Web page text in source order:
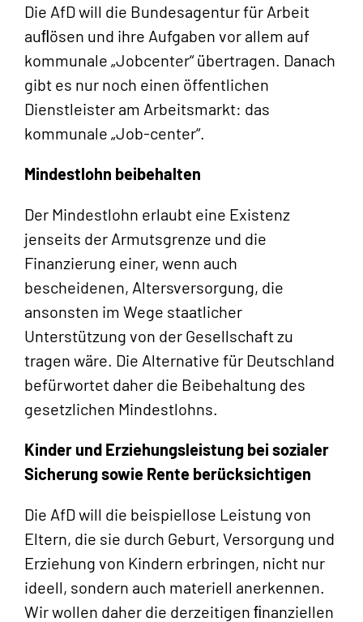
Die AfD will die Bundesagentur für Arbeit
auﬂösen und ihre Aufgaben vor allem auf
kommunale „Jobcenter“ übertragen. Danach
gibt es nur noch einen öffentlichen
Dienstleister am Arbeitsmarkt: das
kommunale „Job-center“.
Mindestlohn beibehalten
Der Mindestlohn erlaubt eine Existenz
jenseits der Armutsgrenze und die
Finanzierung einer, wenn auch
bescheidenen, Altersversorgung, die
ansonsten im Wege staatlicher
Unterstützung von der Gesellschaft zu
tragen wäre. Die Alternative für Deutschland
befürwortet daher die Beibehaltung des
gesetzlichen Mindestlohns.
Kinder und Erziehungsleistung bei sozialer
Sicherung sowie Rente berücksichtigen
Die AfD will die beispiellose Leistung von
Eltern, die sie durch Geburt, Versorgung und
Erziehung von Kindern erbringen, nicht nur
ideell, sondern auch materiell anerkennen.
Wir wollen daher die derzeitigen ﬁnanziellen